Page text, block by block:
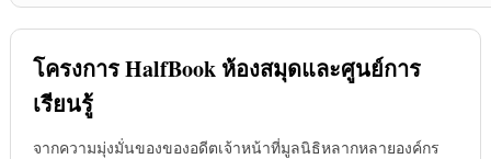
โครงการ HalfBook ห้องสมุดและศูนย์การ
เรียนรู้
จากความมุ่งมั่นของของอดีตเจ้าหน้าที่มูลนิธิหลากหลายองค์กร